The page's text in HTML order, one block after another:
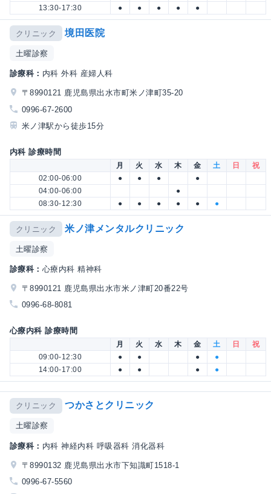
13:30-17:30
● ● ● ● ●
クリニック 境田医院
土曜診察
診療科： 内科 外科 産婦人科
〒8990121 鹿児島県出水市町米ノ津町35-20
0996-67-2600
米ノ津駅から徒歩15分
内科 診療時間
月 火 水 木 金 土 日
祝
02:00-06:00
● ● ●
●
04:00-06:00
●
08:30-12:30
● ● ● ● ● ●
クリニック 米ノ津メンタルクリニック
土曜診察
診療科： 心療内科 精神科
〒8990121 鹿児島県出水市米ノ津町20番22号
0996-68-8081
心療内科 診療時間
月 火 水 木 金 土 日
祝
09:00-12:30
● ● ●
●
14:00-17:00
● ● ● ●
クリニック つかさとクリニック
土曜診察
診療科： 内科 神経内科 呼吸器科 消化器科
〒8990132 鹿児島県出水市下知識町1518-1
0996-67-5560